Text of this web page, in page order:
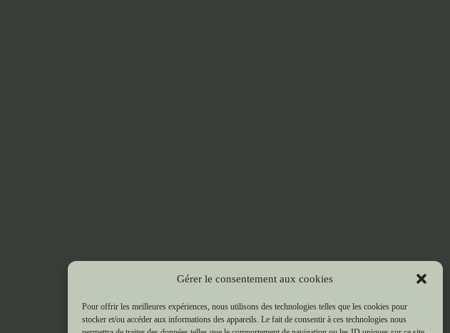
Gérer le consentement aux cookies
Pour offrir les meilleures expériences, nous utilisons des technologies telles que les cookies pour
stocker et/ou accéder aux informations des appareils. Le fait de consentir à ces technologies nous